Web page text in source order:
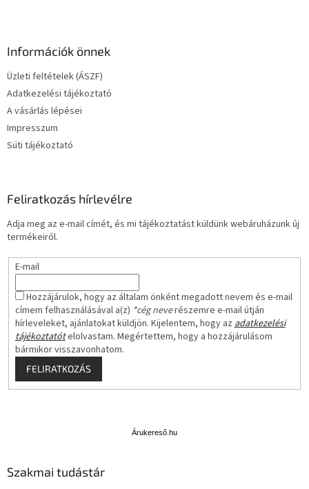
Információk önnek
Üzleti feltételek (ÁSZF)
Adatkezelési tájékoztató
A vásárlás lépései
Impresszum
Süti tájékoztató
Feliratkozás hírlevélre
Adja meg az e-mail címét, és mi tájékoztatást küldünk webáruházunk új
termékeiről.
E-mail
Hozzájárulok, hogy az általam önként megadott nevem és e-mail
címem felhasználásával a(z) *cég neverészemre e-mail útján
hírleveleket, ajánlatokat küldjön. Kijelentem, hogy azadatkezelési
tájékoztatótelolvastam. Megértettem, hogy a hozzájárulásom
bármikor visszavonhatom.
FELIRATKOZÁS
Árukereső.hu
Szakmai tudástár